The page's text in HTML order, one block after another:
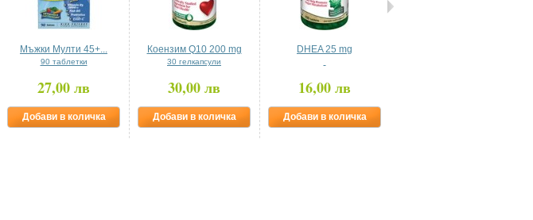
Мъжки Мулти 45+...
90 таблетки
27,00 лв
Добави в количка
Коензим Q10 200 mg
30 гелкапсули
30,00 лв
Добави в количка
DHEA 25 mg
16,00 лв
Добави в количка